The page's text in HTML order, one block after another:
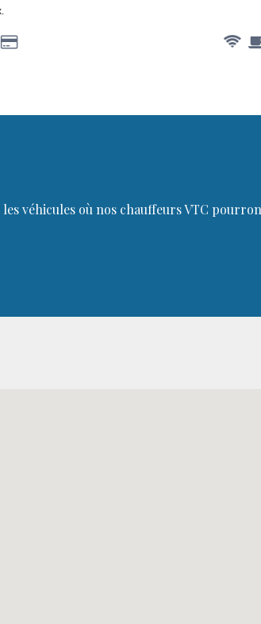
véhicules où nos chauffeurs VTC